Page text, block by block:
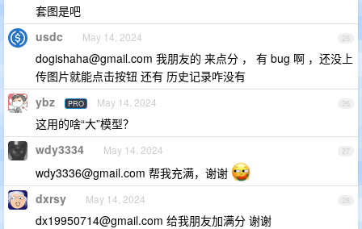
套图是吧
25
usdc May 14, 2024
dogishaha@gmail.com 我朋友的 来点分 ， 有 bug 啊 ，还没上
传图片就能点击按钮 还有 历史记录咋没有
26
ybz PRO May 14, 2024
这用的啥“大”模型？
27
wdy3334 May 14, 2024
wdy3336@gmail.com 帮我充满，谢谢
28
dxrsy May 14, 2024
dx19950714@gmail.com 给我朋友加满分 谢谢